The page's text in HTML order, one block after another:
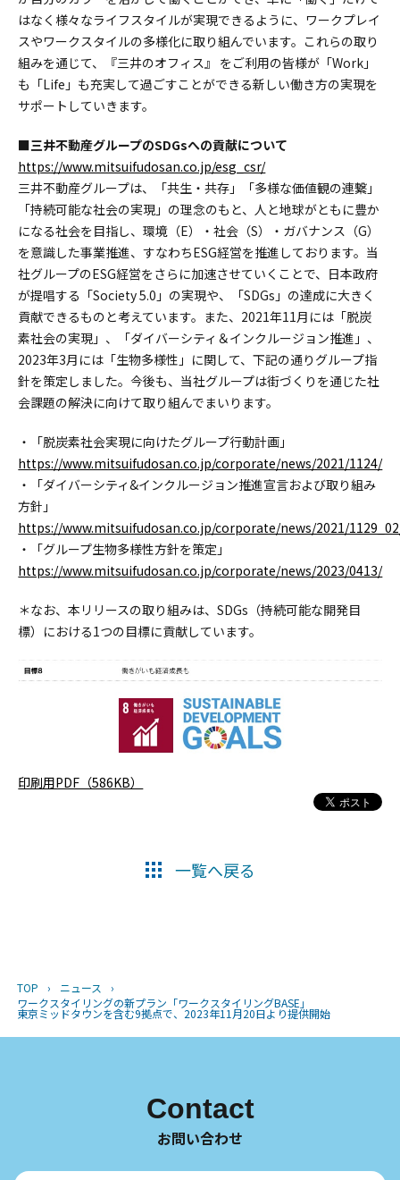
はなく様々なライフスタイルが実現できるように、ワークプレイ
スやワークスタイルの多様化に取り組んでいます。これらの取り
組みを通じて、『三井のオフィス』 をご利⽤の皆様が「Work」
も「Life」も充実して過ごすことができる新しい働き⽅の実現を
サポートしていきます。
■三井不動産グループのSDGsへの貢献について
https://www.mitsuifudosan.co.jp/esg_csr/
三井不動産グループは、「共生・共存」「多様な価値観の連繋」
「持続可能な社会の実現」の理念のもと、人と地球がともに豊か
になる社会を目指し、環境（E）・社会（S）・ガバナンス（G）
を意識した事業推進、すなわちESG経営を推進しております。当
社グループのESG経営をさらに加速させていくことで、日本政府
が提唱する「Society 5.0」の実現や、「SDGs」の達成に大きく
貢献できるものと考えています。また、2021年11月には「脱炭
素社会の実現」、「ダイバーシティ＆インクルージョン推進」、
2023年3月には「生物多様性」に関して、下記の通りグループ指
針を策定しました。今後も、当社グループは街づくりを通じた社
会課題の解決に向けて取り組んでまいります。
・「脱炭素社会実現に向けたグループ行動計画」
https://www.mitsuifudosan.co.jp/corporate/news/2021/1124/
・「ダイバーシティ&インクルージョン推進宣言および取り組み
方針」
https://www.mitsuifudosan.co.jp/corporate/news/2021/
・「グループ生物多様性方針を策定」
https://www.mitsuifudosan.co.jp/corporate/news/2023/0413/
＊なお、本リリースの取り組みは、SDGs（持続可能な開発目
標）における1つの目標に貢献しています。
印刷用PDF（586KB）
一覧へ戻る
TOP › ニュース
›
ワークスタイリングの新プラン「ワークスタイリングBASE」
東京ミッドタウンを含む9拠点で、2023年11月20日より提供開始
Contact
お問い合わせ